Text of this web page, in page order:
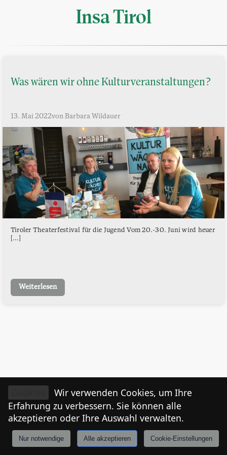
Insa Tirol
Was wären wir ohne Kulturveranstaltungen?
13. Mai 2022von Barbara Wildauer
Tiroler Theaterfestival für die Jugend Vom 20.-30. Juni wird heuer
[…]
Weiterlesen
Anmelden Tiroler
Wir verwenden Cookies, um Ihre
Erfahrung zu verbessern. Sie können alle
akzeptieren oder Ihre Auswahl verwalten.
Nur notwendige Alle akzeptieren Cookie-Einstellungen